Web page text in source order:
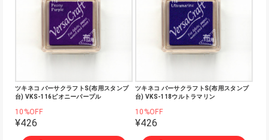
ツキネコ バーサクラフトS(布用スタンプ
台) VKS-116ピオニーパープル
10%OFF
¥426
ツキネコ バーサクラフトS(布用スタンプ
台) VKS-118ウルトラマリン
10%OFF
¥426